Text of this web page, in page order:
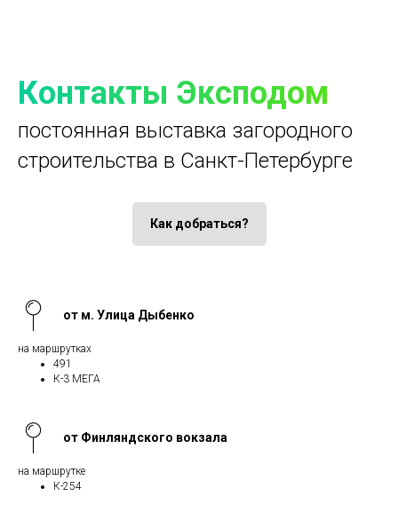
Контакты Эксподом
постоянная выставка загородного
строительства в Санкт-Петербурге
Как добраться?
от м. Улица Дыбенко
на маршрутках
491
К-3 МЕГА
от Финляндского вокзала
на маршрутке
К-254